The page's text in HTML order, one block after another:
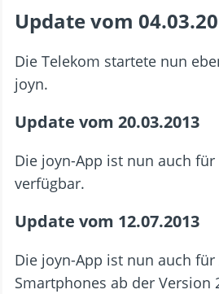
Update vom
Die Telekom startete nun
joyn.
Update vom 20.03.2013
Die joyn-App ist nun auch für
verfügbar.
Update vom 12.07.2013
Die joyn-App ist nun auch
Smartphones ab der Version